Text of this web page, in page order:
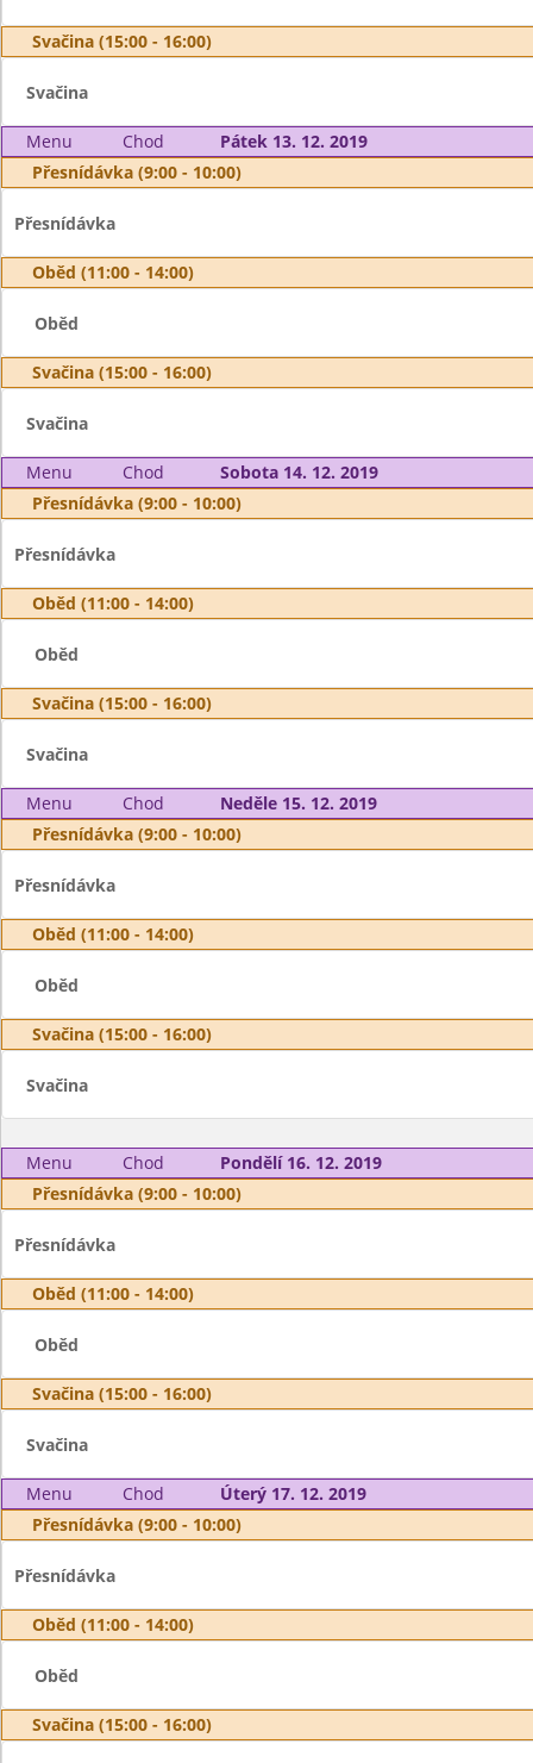
Svačina (15:00 - 16:00)
Svačina
Menu Chod
Pátek 13. 12. 2019
Přesnídávka (9:00 - 10:00)
Přesnídávka
Oběd (11:00 - 14:00)
Oběd
Svačina (15:00 - 16:00)
Svačina
Menu Chod
Sobota 14. 12. 2019
Přesnídávka (9:00 - 10:00)
Přesnídávka
Oběd (11:00 - 14:00)
Oběd
Svačina (15:00 - 16:00)
Svačina
Menu Chod
Neděle 15. 12. 2019
Přesnídávka (9:00 - 10:00)
Přesnídávka
Oběd (11:00 - 14:00)
Oběd
Svačina (15:00 - 16:00)
Svačina
Menu Chod
Pondělí 16. 12. 2019
Přesnídávka (9:00 - 10:00)
Přesnídávka
Oběd (11:00 - 14:00)
Oběd
Svačina (15:00 - 16:00)
Svačina
Menu Chod
Úterý 17. 12. 2019
Přesnídávka (9:00 - 10:00)
Přesnídávka
Oběd (11:00 - 14:00)
Oběd
Svačina (15:00 - 16:00)